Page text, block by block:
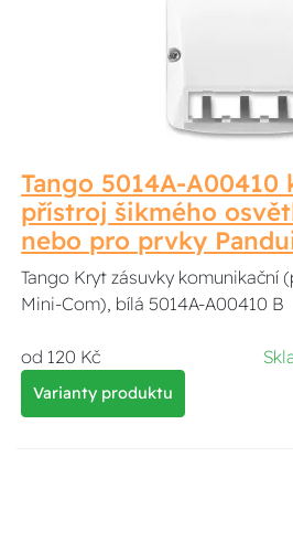
Tango 5014A-A00410
přístroj šikmého
nebo pro prvky
Tango Kryt zásuvky komunikační
Mini-Com), bílá 5014A-A00410 B
od 120 Kč
Varianty produktu